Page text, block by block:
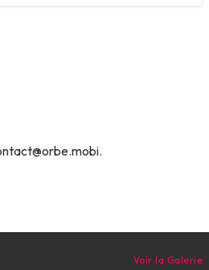
Voir la Galerie